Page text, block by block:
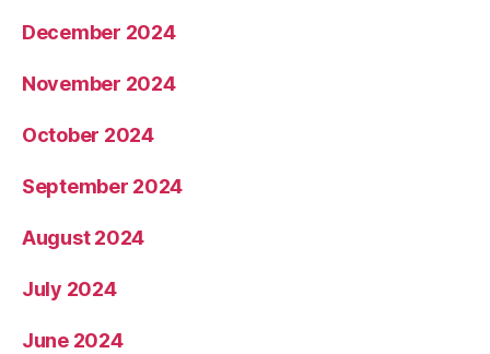
December 2024
November 2024
October 2024
September 2024
August 2024
July 2024
June 2024